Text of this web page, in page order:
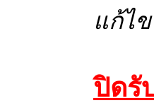
แก้ไ
ปิดรั